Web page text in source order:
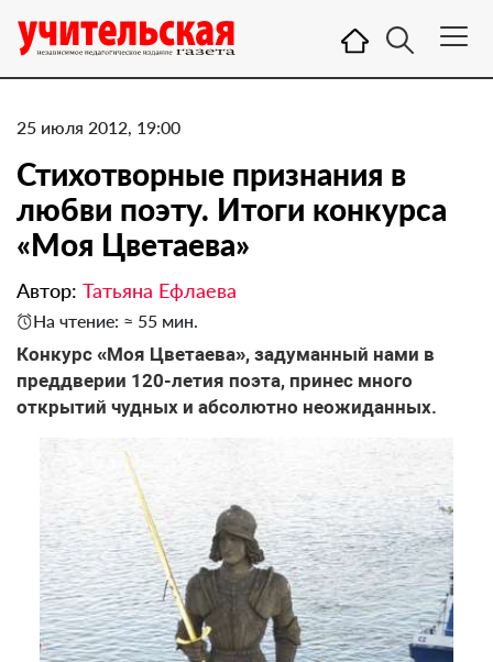
25 июля 2012, 19:00
Стихотворные признания в
любви поэту. Итоги конкурса
«Моя Цветаева»
Автор: Татьяна Ефлаева
На чтение: ≈ 55 мин.
Конкурс «Моя Цветаева», задуманный нами в
преддверии 120-летия поэта, принес много
открытий чудных и абсолютно неожиданных.